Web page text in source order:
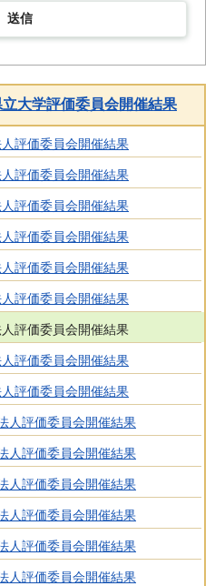
送信
大学評価委員会開催結果
評価委員会開催結果
評価委員会開催結果
評価委員会開催結果
評価委員会開催結果
評価委員会開催結果
評価委員会開催結果
評価委員会開催結果
評価委員会開催結果
評価委員会開催結果
人評価委員会開催結果
人評価委員会開催結果
人評価委員会開催結果
人評価委員会開催結果
人評価委員会開催結果
人評価委員会開催結果